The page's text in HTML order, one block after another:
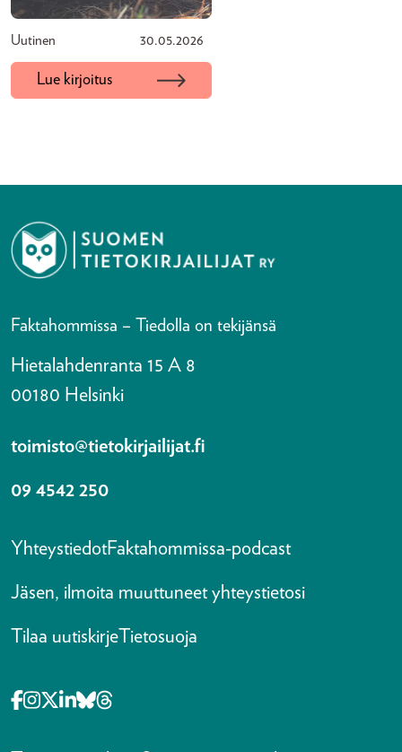
Uutinen 30.05.2026
Lue kirjoitus
Faktahommissa – Tiedolla on tekijänsä
Hietalahdenranta 15 A 8
00180 Helsinki
toimisto@tietokirjailijat.fi
09 4542 250
YhteystiedotFaktahommissa-podcast
Jäsen, ilmoita muuttuneet yhteystietosi
Tilaa uutiskirjeTietosuoja
Opens in a new tab Facebook-f
Opens in a new tab Instagram
Opens in a new tab X-twitter
Opens in a new tab Linkedin-in
Opens in a new tab Bluesky